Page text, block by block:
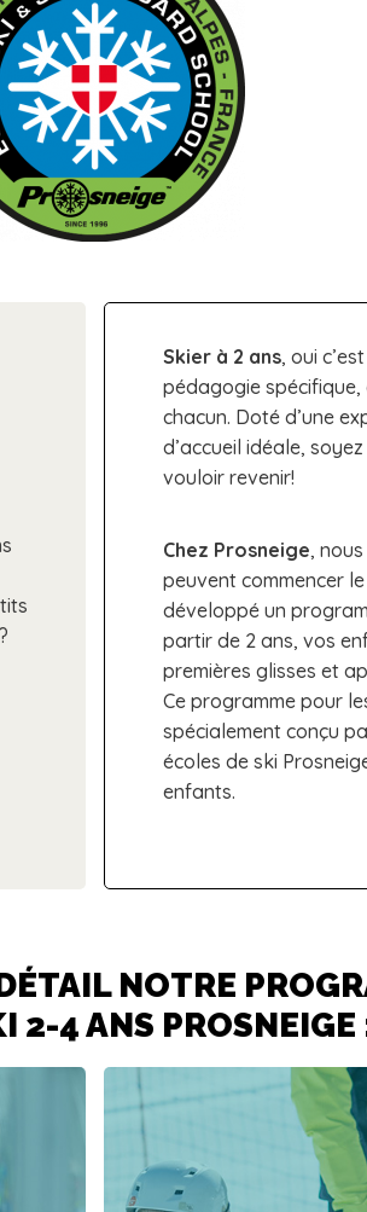
Skier à 2 ans, oui
pédagogie spécifique,
chacun. Doté d’une
d’accueil idéale,
vouloir revenir!
Chez Prosneige,
peuvent commencer
développé un
partir de 2 ans, vos
premières glisses et
Ce programme pour
spécialement conçu
écoles de ski
enfants.
NOTRE
2-4 ANS PROSNEIGE